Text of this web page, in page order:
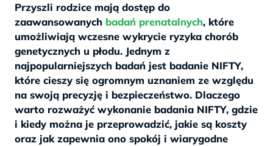
Przyszli rodzice mają dostęp do
zaawansowanych badań prenatalnych, które
umożliwiają wczesne wykrycie ryzyka chorób
genetycznych u płodu. Jednym z
najpopularniejszych badań jest badanie NIFTY,
które cieszy się ogromnym uznaniem ze względu
na swoją precyzję i bezpieczeństwo. Dlaczego
warto rozważyć wykonanie badania NIFTY, gdzie
i kiedy można je przeprowadzić, jakie są koszty
oraz jak zapewnia ono spokój i wiarygodne